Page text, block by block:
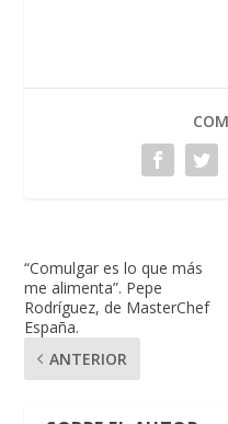
“Comulgar es lo que más
me alimenta”. Pepe
Rodríguez, de MasterChef
España.
ANTERIOR